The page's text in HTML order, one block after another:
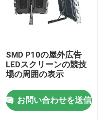
SMD P10の屋外広告
LEDスクリーンの競技
場の周囲の表示
お問い合わせを送信